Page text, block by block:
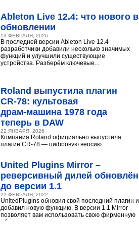
Ableton Live 12.4: что нового в
обновлении
13 ФЕВРАЛЯ, 2026
В последней версии Ableton Live 12.4
разработчики добавили несколько значимых
функций и улучшили существующие
устройства. Разберём ключевые...
Roland выпустила плагин
CR‑78: культовая
драм‑машина 1978 года
теперь в DAW
22 ЯНВАРЯ, 2026
Компания Roland официально выпустила
плагин CR-78 — цифровую версию
United Plugins Mirror –
реверсивный дилей обновлён
до версии 1.1
22 ФЕВРАЛЯ, 2022
UnitedPlugins обновил свой последний плагин и
добавил новую функцию. В версии 1.1 Mirror
позволяет вам использовать свою фирменную
обратную...